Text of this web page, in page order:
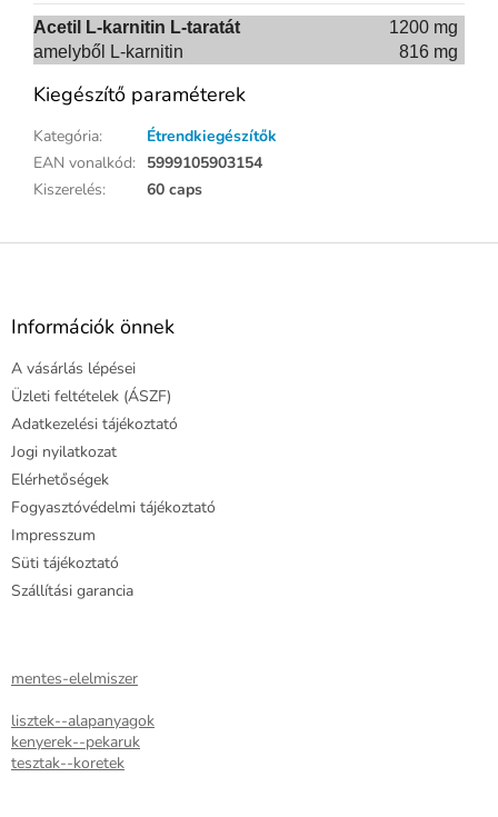
Acetil L-karnitin L-taratát
amelyből L-karnitin
1200 mg
816 mg
Kiegészítő paraméterek
Kategória:
Étrendkiegészítők
EAN vonalkód: 5999105903154
Kiszerelés: 60 caps
L
Információk önnek
A vásárlás lépései
Üzleti feltételek (ÁSZF)
Adatkezelési tájékoztató
Jogi nyilatkozat
Elérhetőségek
Fogyasztóvédelmi tájékoztató
Impresszum
Süti tájékoztató
Szállítási garancia
mentes-elelmiszer
lisztek--alapanyagok
kenyerek--pekaruk
tesztak--koretek